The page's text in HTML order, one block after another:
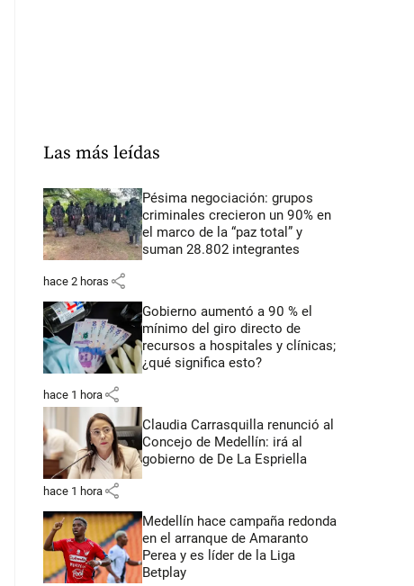
Las más leídas
Pésima negociación: grupos
criminales crecieron un 90% en
el marco de la “paz total” y
suman 28.802 integrantes
hace 2 horas share
Gobierno aumentó a 90 % el
mínimo del giro directo de
recursos a hospitales y clínicas;
¿qué significa esto?
hace 1 hora share
Claudia Carrasquilla renunció al
Concejo de Medellín: irá al
gobierno de De La Espriella
hace 1 hora share
Medellín hace campaña redonda
en el arranque de Amaranto
Perea y es líder de la Liga
Betplay